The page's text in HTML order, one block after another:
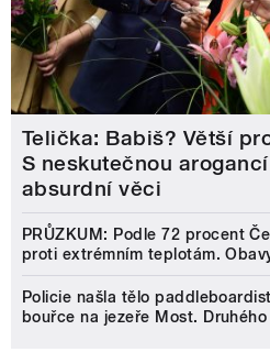
Telička: Babiš? Větší
S neskutečnou
absurdní věci
PRŮZKUM: Podle 72 procent
proti extrémním teplotám.
Policie našla tělo
bouřce na jezeře Most.